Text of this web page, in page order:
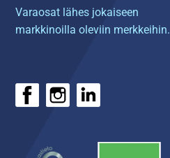
Varaosat lähes jokaiseen
markkinoilla oleviin merkkeihin.